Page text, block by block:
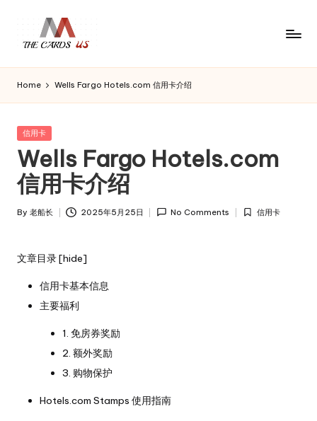
S
r
d
s
of
Home Wells Fargo Hotels.com 信用卡介绍
Posted
信用卡
Wells Fargo Hotels.com
信用卡介绍
Posted
By 老船长 2025年5月25日 No Comments
Posted
信用卡
文章目录[hide]
信用卡基本信息
主要福利
1. 免房券奖励
2. 额外奖励
3. 购物保护
Hotels.com Stamps 使用指南